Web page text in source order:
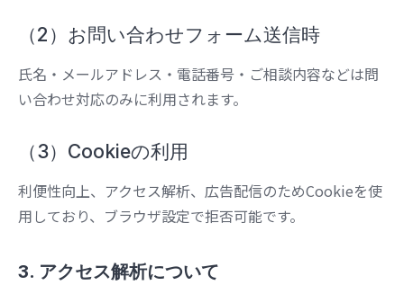
（2）お問い合わせフォーム送信時
氏名・メールアドレス・電話番号・ご相談内容などは問
い合わせ対応のみに利用されます。
（3）Cookieの利用
利便性向上、アクセス解析、広告配信のためCookieを使
用しており、ブラウザ設定で拒否可能です。
3. アクセス解析について